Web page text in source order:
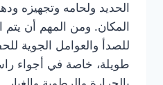
الحديد ولحامه وتجهيزه
المكان. ومن المهم أن
للصدأ والعوامل الجوية
طويلة، خاصة في أجواء